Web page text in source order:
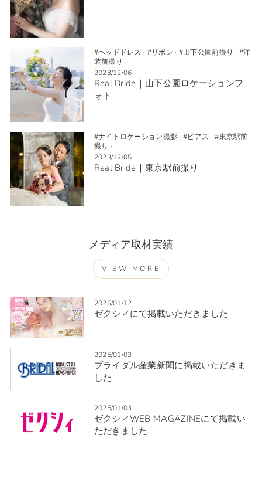
#ヘッドドレス · #リボン · #山下公園前撮り ·#洋
装前撮り ·
2023/12/06
Real Bride｜山下公園ロケーションフ
ォト
#ナイトロケーション撮影 ·#ピアス ·#東京駅前
撮り ·
2023/12/05
Real Bride｜東京駅前撮り
メディア取材実績
VIEW MORE
2026/01/12
ゼクシィにて掲載いただきました
2025/01/03
ブライダル産業新聞に掲載いただきま
した
2025/01/03
ゼクシィWEB MAGAZINEにて掲載い
ただきました